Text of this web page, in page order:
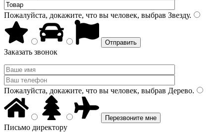
Пожалуйста, докажите, что вы человек, выбрав Звезду.
Заказать звонок
Пожалуйста, докажите, что вы человек, выбрав Дерево.
Письмо директору